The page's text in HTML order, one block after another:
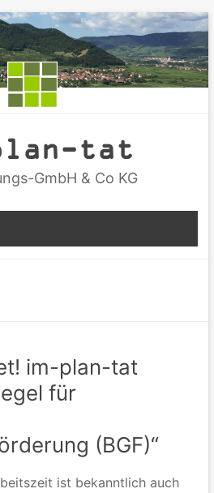
tat
GmbH & Co KG
im-plan-tat
für
(BGF)“
ist bekanntlich auch